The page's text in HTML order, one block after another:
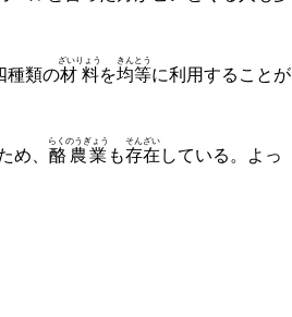
種類の材料
ざいりょう
を均
きん
等
とう
に利用することが
め、 酪農業
らくのうぎょう
も存
そん
在
ざい
している。よっ